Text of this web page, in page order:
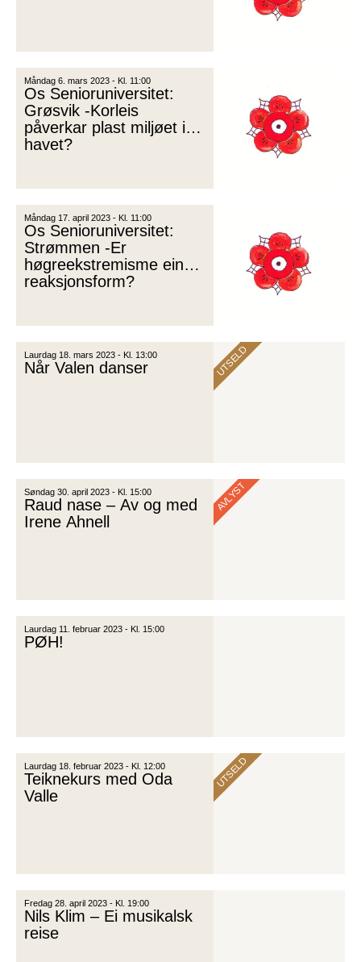
Måndag 6. mars 2023 - Kl. 11:00
Os Senioruniversitet:
Grøsvik -Korleis
påverkar plast miljøet i
havet?
Måndag 17. april 2023 - Kl. 11:00
Os Senioruniversitet:
Strømmen -Er
høgreekstremisme ein
reaksjonsform?
UTSELD
Laurdag 18. mars 2023 - Kl. 13:00
Når Valen danser
AVLYST
Søndag 30. april 2023 - Kl. 15:00
Raud nase – Av og med
Irene Ahnell
Laurdag 11. februar 2023 - Kl. 15:00
PØH!
UTSELD
Laurdag 18. februar 2023 - Kl. 12:00
Teiknekurs med Oda
Valle
Fredag 28. april 2023 - Kl. 19:00
Nils Klim – Ei musikalsk
reise